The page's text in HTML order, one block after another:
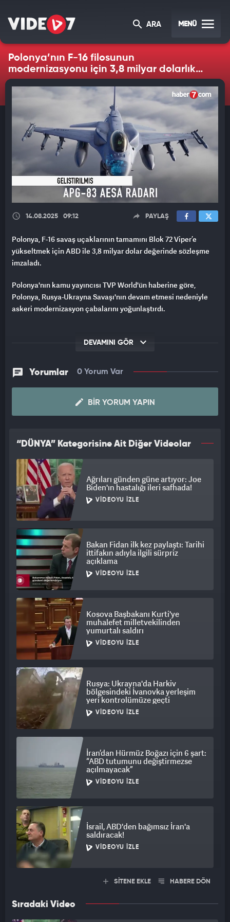
ARA MENÜ
Polonya’nın F-16 filosunun
modernizasyonu için 3,8 milyar dolarlık
anlaşma imzalandı
14.08.2025 09:12 PAYLAŞ
Polonya, F-16 savaş uçaklarının tamamını Blok 72 Viper’e
yükseltmek için ABD ile 3,8 milyar dolar değerinde sözleşme
imzaladı.
Polonya'nın kamu yayıncısı TVP World'ün haberine göre,
Polonya, Rusya-Ukrayna Savaşı'nın devam etmesi nedeniyle
askeri modernizasyon çabalarını yoğunlaştırdı.
DEVAMINI GÖR
Yorumlar 0 Yorum Var
BIR YORUM YAPIN
“DÜNYA” Kategorisine Ait Diğer Videolar
Ağrıları günden güne artıyor: Joe
Biden'ın hastalığı ileri safhada!
VIDEOYU İZLE
Bakan Fidan ilk kez paylaştı: Tarihi
ittifakın adıyla ilgili sürpriz
açıklama
VIDEOYU İZLE
Kosova Başbakanı Kurti'ye
muhalefet milletvekilinden
yumurtalı saldırı
VIDEOYU İZLE
Rusya: Ukrayna'da Harkiv
bölgesindeki İvanovka yerleşim
yeri kontrolümüze geçti
VIDEOYU İZLE
İran’dan Hürmüz Boğazı için 6 şart:
“ABD tutumunu değiştirmezse
açılmayacak”
VIDEOYU İZLE
İsrail, ABD'den bağımsız İran'a
saldıracak!
VIDEOYU İZLE
SİTENE EKLE HABERE DÖN
Sıradaki Video